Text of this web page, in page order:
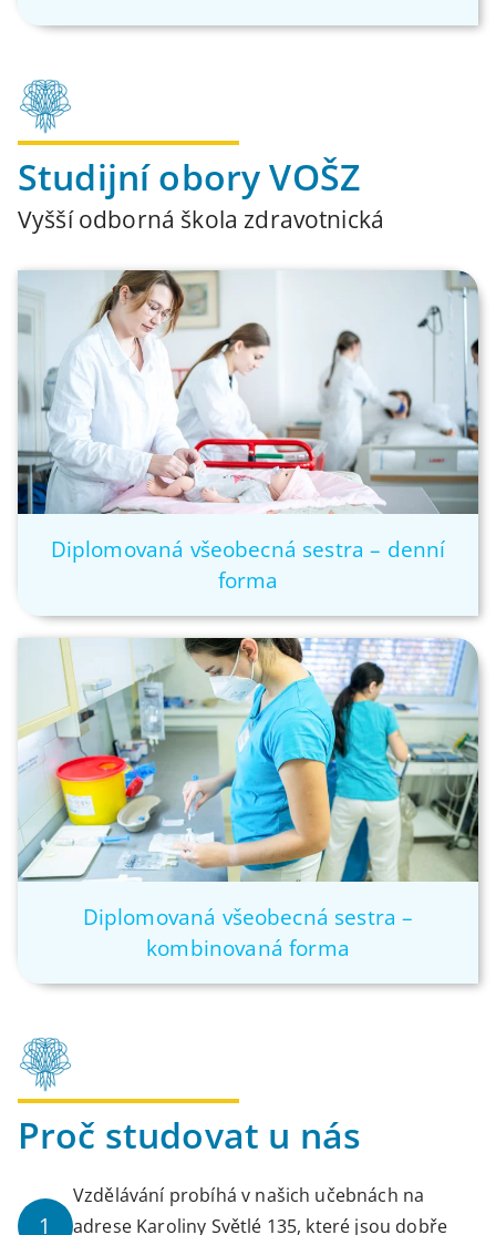
Studijní obory VOŠZ
Vyšší odborná škola zdravotnická
Diplomovaná všeobecná sestra – denní
forma
Diplomovaná všeobecná sestra –
kombinovaná forma
Proč studovat u nás
1
Vzdělávání probíhá v našich učebnách na
adrese Karoliny Světlé 135, které jsou dobře